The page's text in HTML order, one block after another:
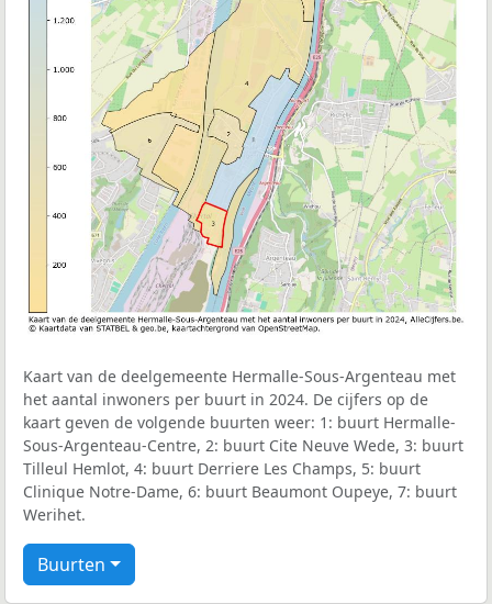
Kaart van de deelgemeente Hermalle-Sous-Argenteau met
het aantal inwoners per buurt in 2024. De cijfers op de
kaart geven de volgende buurten weer: 1: buurt Hermalle-
Sous-Argenteau-Centre, 2: buurt Cite Neuve Wede, 3: buurt
Tilleul Hemlot, 4: buurt Derriere Les Champs, 5: buurt
Clinique Notre-Dame, 6: buurt Beaumont Oupeye, 7: buurt
Werihet.
Buurten